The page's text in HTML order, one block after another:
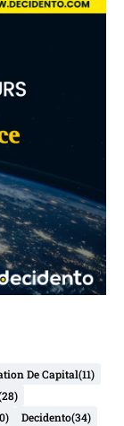
De Capital(11)
Decidento(34)